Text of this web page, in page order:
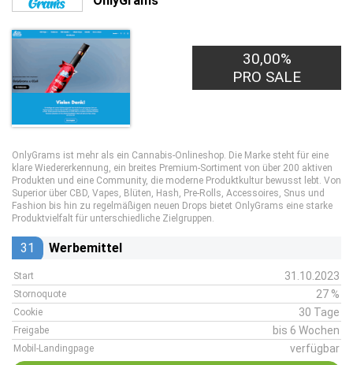
30,00%
PRO SALE
OnlyGrams ist mehr als ein Cannabis-Onlineshop. Die Marke steht für eine
klare Wiedererkennung, ein breites Premium-Sortiment von über 200 aktiven
Produkten und eine Community, die moderne Produktkultur bewusst lebt. Von
Superior über CBD, Vapes, Blüten, Hash, Pre-Rolls, Accessoires, Snus und
Fashion bis hin zu regelmäßigen neuen Drops bietet OnlyGrams eine starke
Produktvielfalt für unterschiedliche Zielgruppen.
31 Werbemittel
Start 31.10.2023
Stornoquote 27 %
Cookie 30 Tage
Freigabe bis 6 Wochen
Mobil-Landingpage verfügbar